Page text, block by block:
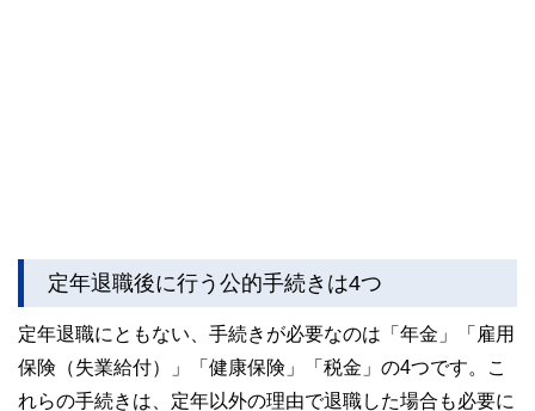
定年退職後に行う公的手続きは4つ
定年退職にともない、手続きが必要なのは「年金」「雇用
保険（失業給付）」「健康保険」「税金」の4つです。こ
れらの手続きは、定年以外の理由で退職した場合も必要に